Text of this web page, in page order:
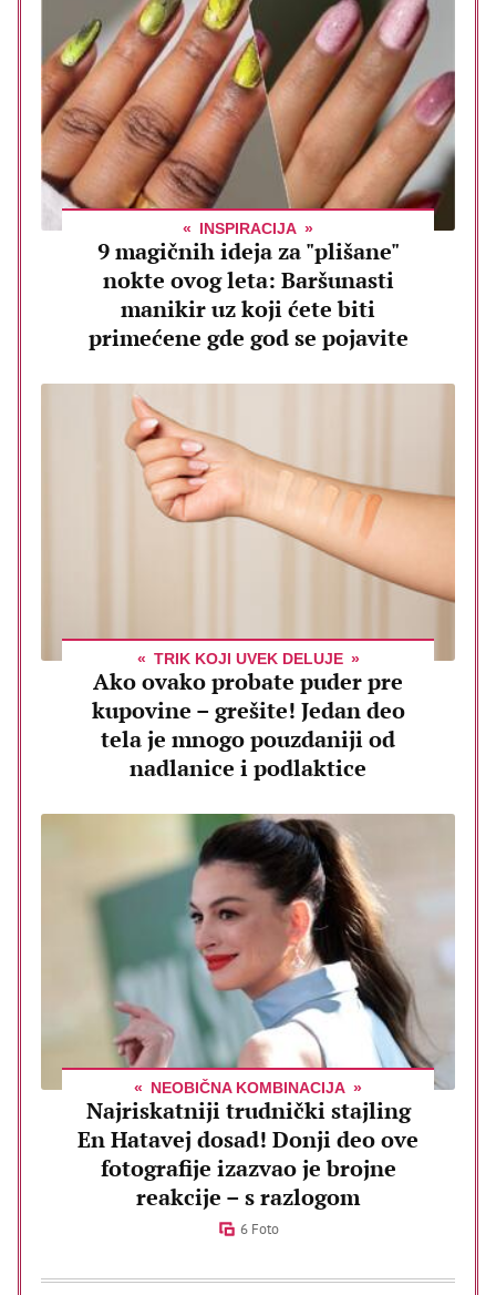
INSPIRACIJA
9 magičnih ideja za "plišane"
nokte ovog leta: Baršunasti
manikir uz koji ćete biti
primećene gde god se pojavite
TRIK KOJI UVEK DELUJE
Ako ovako probate puder pre
kupovine – grešite! Jedan deo
tela je mnogo pouzdaniji od
nadlanice i podlaktice
NEOBIČNA KOMBINACIJA
Najriskatniji trudnički stajling
En Hatavej dosad! Donji deo ove
fotografije izazvao je brojne
reakcije – s razlogom
6 Foto